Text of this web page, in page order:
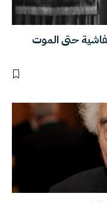
حتى الموت